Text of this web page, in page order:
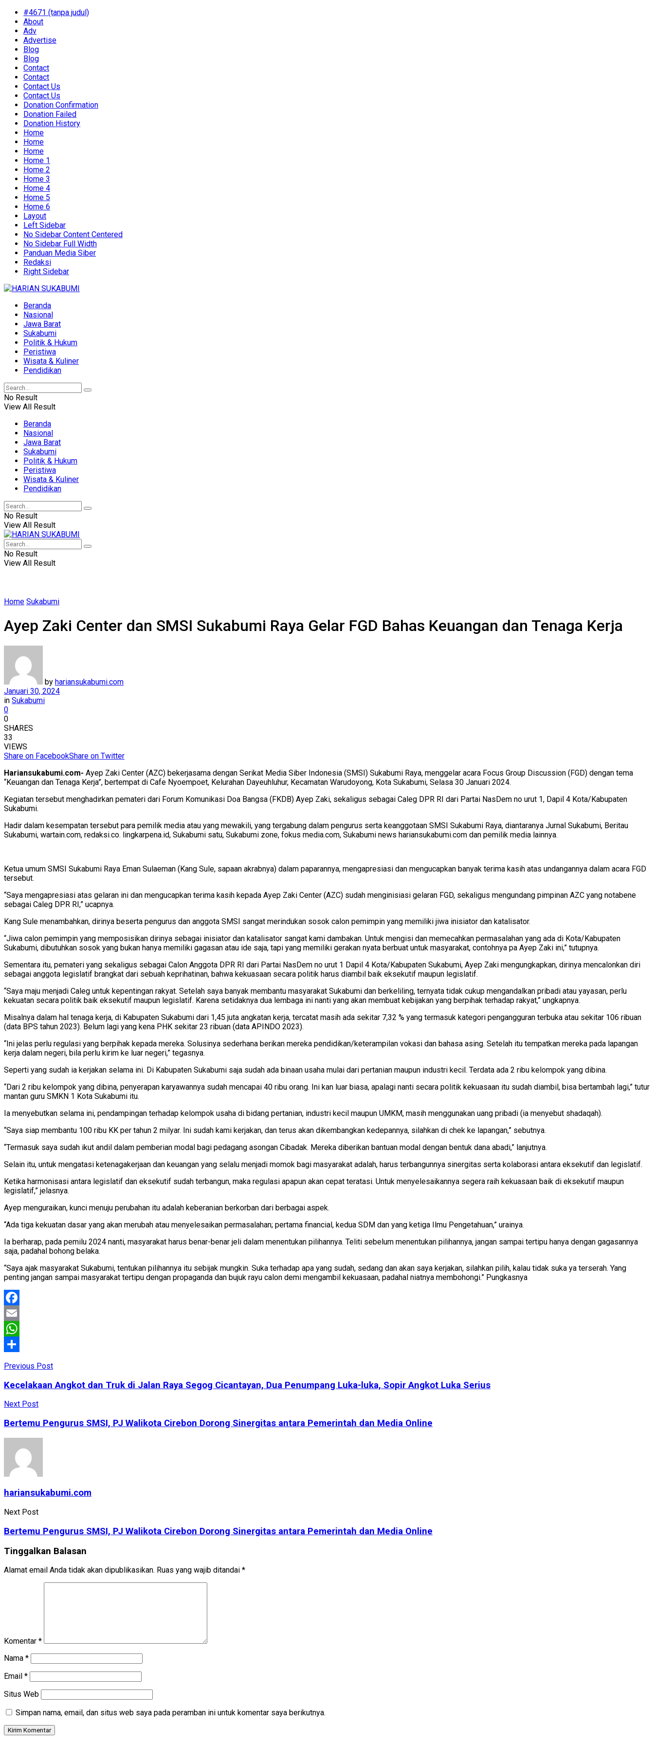
#4671 (tanpa judul)
About
Adv
Advertise
Blog
Blog
Contact
Contact
Contact Us
Contact Us
Donation Confirmation
Donation Failed
Donation History
Home
Home
Home
Home 1
Home 2
Home 3
Home 4
Home 5
Home 6
Layout
Left Sidebar
No Sidebar Content Centered
No Sidebar Full Width
Panduan Media Siber
Redaksi
Right Sidebar
Beranda
Nasional
Jawa Barat
Sukabumi
Politik & Hukum
Peristiwa
Wisata & Kuliner
Pendidikan
No Result
View All Result
Beranda
Nasional
Jawa Barat
Sukabumi
Politik & Hukum
Peristiwa
Wisata & Kuliner
Pendidikan
No Result
View All Result
No Result
View All Result
Home Sukabumi
Ayep Zaki Center dan SMSI Sukabumi Raya Gelar FGD Bahas Keuangan dan Tenaga Kerja
by hariansukabumi.com
Januari 30, 2024
in Sukabumi
0
0
SHARES
33
VIEWS
Share on FacebookShare on Twitter
Hariansukabumi.com- Ayep Zaki Center (AZC) bekerjasama dengan Serikat Media Siber Indonesia (SMSI) Sukabumi Raya, menggelar acara Focus Group Discussion (FGD) dengan tema
“Keuangan dan Tenaga Kerja”, bertempat di Cafe Nyoempoet, Kelurahan Dayeuhluhur, Kecamatan Warudoyong, Kota Sukabumi, Selasa 30 Januari 2024.
Kegiatan tersebut menghadirkan pemateri dari Forum Komunikasi Doa Bangsa (FKDB) Ayep Zaki, sekaligus sebagai Caleg DPR RI dari Partai NasDem no urut 1, Dapil 4 Kota/Kabupaten
Sukabumi.
Hadir dalam kesempatan tersebut para pemilik media atau yang mewakili, yang tergabung dalam pengurus serta keanggotaan SMSI Sukabumi Raya, diantaranya Jurnal Sukabumi, Beritau
Sukabumi, wartain.com, redaksi.co. lingkarpena.id, Sukabumi satu, Sukabumi zone, fokus media.com, Sukabumi news hariansukabumi.com dan pemilik media lainnya.
Ketua umum SMSI Sukabumi Raya Eman Sulaeman (Kang Sule, sapaan akrabnya) dalam paparannya, mengapresiasi dan mengucapkan banyak terima kasih atas undangannya dalam acara FGD
tersebut.
“Saya mengapresiasi atas gelaran ini dan mengucapkan terima kasih kepada Ayep Zaki Center (AZC) sudah menginisiasi gelaran FGD, sekaligus mengundang pimpinan AZC yang notabene
sebagai Caleg DPR RI,” ucapnya.
Kang Sule menambahkan, dirinya beserta pengurus dan anggota SMSI sangat merindukan sosok calon pemimpin yang memiliki jiwa inisiator dan katalisator.
“Jiwa calon pemimpin yang memposisikan dirinya sebagai inisiator dan katalisator sangat kami dambakan. Untuk mengisi dan memecahkan permasalahan yang ada di Kota/Kabupaten
Sukabumi, dibutuhkan sosok yang bukan hanya memiliki gagasan atau ide saja, tapi yang memiliki gerakan nyata berbuat untuk masyarakat, contohnya pa Ayep Zaki ini,” tutupnya.
Sementara itu, pemateri yang sekaligus sebagai Calon Anggota DPR RI dari Partai NasDem no urut 1 Dapil 4 Kota/Kabupaten Sukabumi, Ayep Zaki mengungkapkan, dirinya mencalonkan diri
sebagai anggota legislatif brangkat dari sebuah keprihatinan, bahwa kekuasaan secara politik harus diambil baik eksekutif maupun legislatif.
“Saya maju menjadi Caleg untuk kepentingan rakyat. Setelah saya banyak membantu masyarakat Sukabumi dan berkeliling, ternyata tidak cukup mengandalkan pribadi atau yayasan, perlu
kekuatan secara politik baik eksekutif maupun legislatif. Karena setidaknya dua lembaga ini nanti yang akan membuat kebijakan yang berpihak terhadap rakyat,” ungkapnya.
Misalnya dalam hal tenaga kerja, di Kabupaten Sukabumi dari 1,45 juta angkatan kerja, tercatat masih ada sekitar 7,32 % yang termasuk kategori pengangguran terbuka atau sekitar 106 ribuan
(data BPS tahun 2023). Belum lagi yang kena PHK sekitar 23 ribuan (data APINDO 2023).
“Ini jelas perlu regulasi yang berpihak kepada mereka. Solusinya sederhana berikan mereka pendidikan/keterampilan vokasi dan bahasa asing. Setelah itu tempatkan mereka pada lapangan
kerja dalam negeri, bila perlu kirim ke luar negeri,” tegasnya.
Seperti yang sudah ia kerjakan selama ini. Di Kabupaten Sukabumi saja sudah ada binaan usaha mulai dari pertanian maupun industri kecil. Terdata ada 2 ribu kelompok yang dibina.
“Dari 2 ribu kelompok yang dibina, penyerapan karyawannya sudah mencapai 40 ribu orang. Ini kan luar biasa, apalagi nanti secara politik kekuasaan itu sudah diambil, bisa bertambah lagi,” tutur
mantan guru SMKN 1 Kota Sukabumi itu.
Ia menyebutkan selama ini, pendampingan terhadap kelompok usaha di bidang pertanian, industri kecil maupun UMKM, masih menggunakan uang pribadi (ia menyebut shadaqah).
“Saya siap membantu 100 ribu KK per tahun 2 milyar. Ini sudah kami kerjakan, dan terus akan dikembangkan kedepannya, silahkan di chek ke lapangan,” sebutnya.
“Termasuk saya sudah ikut andil dalam pemberian modal bagi pedagang asongan Cibadak. Mereka diberikan bantuan modal dengan bentuk dana abadi,” lanjutnya.
Selain itu, untuk mengatasi ketenagakerjaan dan keuangan yang selalu menjadi momok bagi masyarakat adalah, harus terbangunnya sinergitas serta kolaborasi antara eksekutif dan legislatif.
Ketika harmonisasi antara legislatif dan eksekutif sudah terbangun, maka regulasi apapun akan cepat teratasi. Untuk menyelesaikannya segera raih kekuasaan baik di eksekutif maupun
legislatif,” jelasnya.
Ayep menguraikan, kunci menuju perubahan itu adalah keberanian berkorban dari berbagai aspek.
“Ada tiga kekuatan dasar yang akan merubah atau menyelesaikan permasalahan; pertama financial, kedua SDM dan yang ketiga Ilmu Pengetahuan,” urainya.
Ia berharap, pada pemilu 2024 nanti, masyarakat harus benar-benar jeli dalam menentukan pilihannya. Teliti sebelum menentukan pilihannya, jangan sampai tertipu hanya dengan gagasannya
saja, padahal bohong belaka.
“Saya ajak masyarakat Sukabumi, tentukan pilihannya itu sebijak mungkin. Suka terhadap apa yang sudah, sedang dan akan saya kerjakan, silahkan pilih, kalau tidak suka ya terserah. Yang
penting jangan sampai masyarakat tertipu dengan propaganda dan bujuk rayu calon demi mengambil kekuasaan, padahal niatnya membohongi.” Pungkasnya
Facebook
Email
WhatsApp
Previous Post
Kecelakaan Angkot dan Truk di Jalan Raya Segog Cicantayan, Dua Penumpang Luka-luka, Sopir Angkot Luka Serius
Next Post
Bertemu Pengurus SMSI, PJ Walikota Cirebon Dorong Sinergitas antara Pemerintah dan Media Online
hariansukabumi.com
Next Post
Bertemu Pengurus SMSI, PJ Walikota Cirebon Dorong Sinergitas antara Pemerintah dan Media Online
Tinggalkan Balasan
Alamat email Anda tidak akan dipublikasikan. Ruas yang wajib ditandai *
Komentar *
Nama *
Email *
Situs Web
Simpan nama, email, dan situs web saya pada peramban ini untuk komentar saya berikutnya.